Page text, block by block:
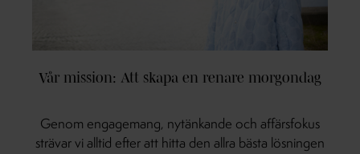
Vår mission: Att skapa en renare morgondag
Genom engagemang, nytänkande och affärsfokus
strävar vi alltid efter att hitta den allra bästa lösningen